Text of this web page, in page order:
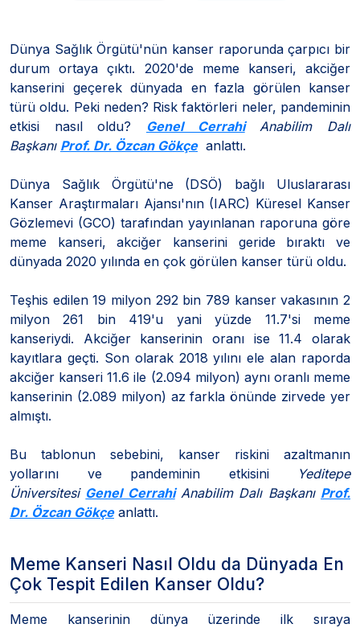
Dünya Sağlık Örgütü'nün kanser raporunda çarpıcı bir
durum ortaya çıktı. 2020'de meme kanseri, akciğer
kanserini geçerek dünyada en fazla görülen kanser
türü oldu. Peki neden? Risk faktörleri neler, pandeminin
etkisi nasıl oldu? Genel CerrahiAnabilim Dalı
Başkanı Prof. Dr. Özcan Gökçeanlattı.
Dünya Sağlık Örgütü'ne (DSÖ) bağlı Uluslararası
Kanser Araştırmaları Ajansı'nın (IARC) Küresel Kanser
Gözlemevi (GCO) tarafından yayınlanan raporuna göre
meme kanseri, akciğer kanserini geride bıraktı ve
dünyada 2020 yılında en çok görülen kanser türü oldu.
Teşhis edilen 19 milyon 292 bin 789 kanser vakasının 2
milyon 261 bin 419'u yani yüzde 11.7'si meme
kanseriydi. Akciğer kanserinin oranı ise 11.4 olarak
kayıtlara geçti. Son olarak 2018 yılını ele alan raporda
akciğer kanseri 11.6 ile (2.094 milyon) aynı oranlı meme
kanserinin (2.089 milyon) az farkla önünde zirvede yer
almıştı.
Bu tablonun sebebini, kanser riskini azaltmanın
yollarını ve pandeminin etkisini
Yeditepe
Üniversitesi Genel CerrahiAnabilim Dalı Başkanı Prof.
Dr. Özcan Gökçeanlattı.
Meme Kanseri Nasıl Oldu da Dünyada En
Çok Tespit Edilen Kanser Oldu?
Meme kanserinin dünya üzerinde ilk sıraya